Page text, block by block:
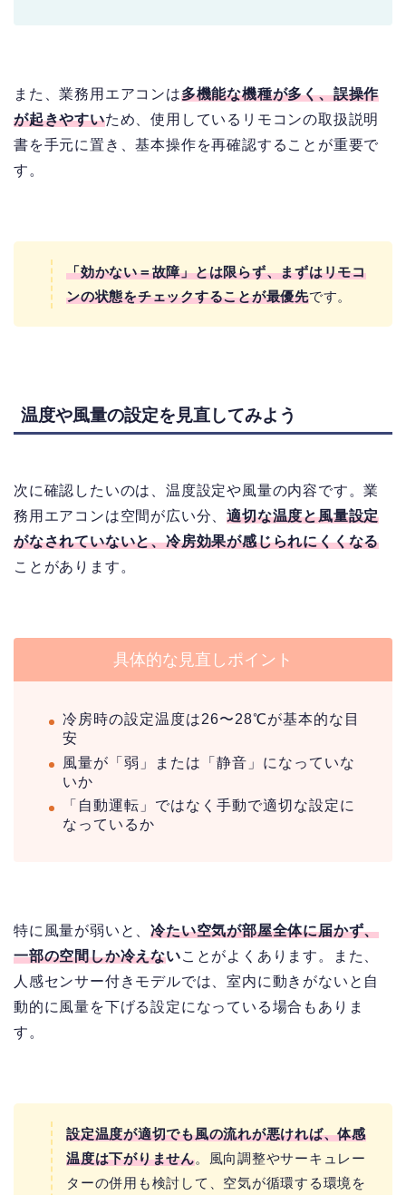
また、業務用エアコンは多機能な機種が多く、誤操作
が起きやすいため、使用しているリモコンの取扱説明
書を手元に置き、基本操作を再確認することが重要で
す。
「効かない＝故障」とは限らず、まずはリモコ
ンの状態をチェックすることが最優先です。
温度や風量の設定を見直してみよう
次に確認したいのは、温度設定や風量の内容です。業
務用エアコンは空間が広い分、適切な温度と風量設定
がなされていないと、冷房効果が感じられにくくなる
ことがあります。
具体的な見直しポイント
冷房時の設定温度は26〜28℃が基本的な目
安
風量が「弱」または「静音」になっていな
いか
「自動運転」ではなく手動で適切な設定に
なっているか
特に風量が弱いと、冷たい空気が部屋全体に届かず、
一部の空間しか冷えないことがよくあります。また、
人感センサー付きモデルでは、室内に動きがないと自
動的に風量を下げる設定になっている場合もありま
す。
設定温度が適切でも風の流れが悪ければ、体感
温度は下がりません。風向調整やサーキュレー
ターの併用も検討して、空気が循環する環境を